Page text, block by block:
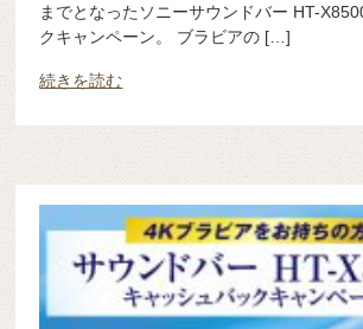
までとなったソニーサウンドバー HT-
クキャンペーン。 ブラビアの […]
続きを読む